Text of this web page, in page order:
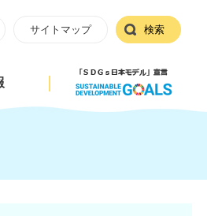
サイトマップ 検索